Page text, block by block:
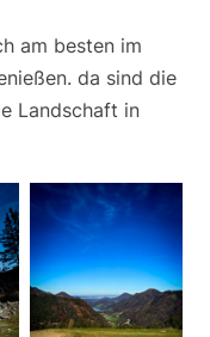
am besten im
da sind die
Landschaft in